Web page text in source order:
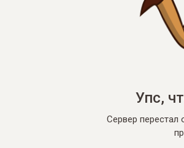
Упс,
Сервер перестал